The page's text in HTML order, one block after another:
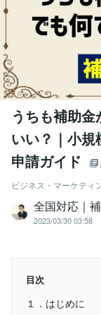
うちも補助
いい？｜小
申請ガイド
ビジネス・マーケティ
全国対応｜
2023/03/30 03:58
目次
１．はじめに